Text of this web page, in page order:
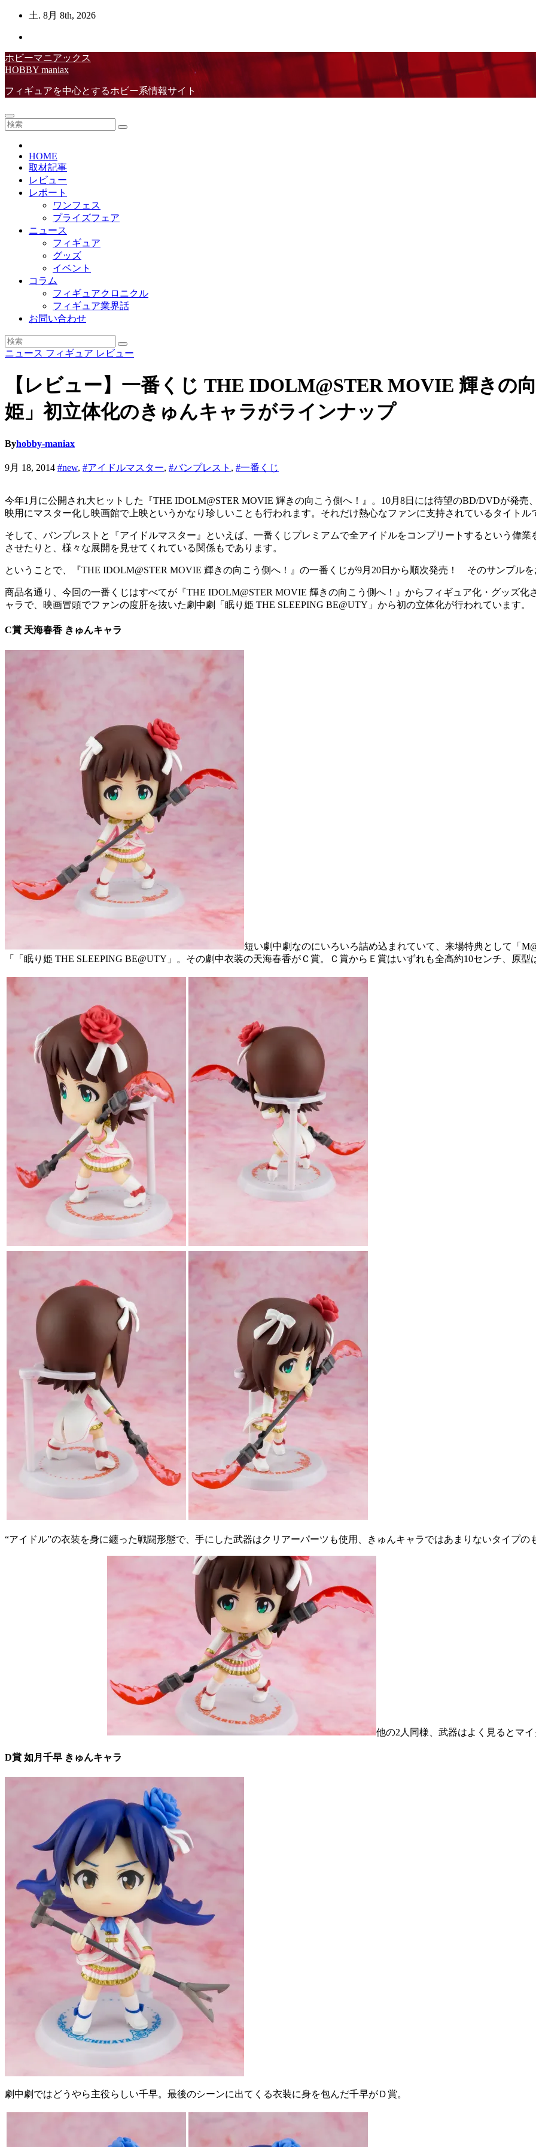
ン
ツ
へ
ス
ッ
プ
土. 8月 8th, 2026
ホビーマニアックス
HOBBY maniax
フィギュアを中心とするホビー系情報サイト
HOME
取材記事
レビュー
レポート
ワンフェス
プライズフェア
ニュース
フィギュア
グッズ
イベント
コラム
フィギュアクロニクル
フィギュア業界話
お問い合わせ
ニュース フィギュア レビュー
【レビュー】一番くじ THE IDOLM@STER MOVIE 輝きの
姫」初立体化のきゅんキャラがラインナップ
Byhobby-maniax
9月 18, 2014 #new, #アイドルマスター, #バンプレスト , #一番くじ
今年1月に公開され大ヒットした『THE IDOLM@STER MOVIE 輝きの向こう側へ！』。10月8日には待望のBD/DVDが発
映用にマスター化し映画館で上映というかなり珍しいことも行われます。それだけ熱心なファンに支持されているタイトル
そして、バンプレストと『アイドルマスター』といえば、一番くじプレミアムで全アイドルをコンプリートするという偉
させたりと、様々な展開を見せてくれている関係もであります。
ということで、『THE IDOLM@STER MOVIE 輝きの向こう側へ！』の一番くじが9月20日から順次発売！ そのサンプル
商品名通り、今回の一番くじはすべてが『THE IDOLM@STER MOVIE 輝きの向こう側へ！』からフィギュア化・グッズ
ャラで、映画冒頭でファンの度肝を抜いた劇中劇「眠り姫 THE SLEEPING BE@UTY」から初の立体化が行われています。
C賞 天海春香 きゅんキャラ
短い劇中劇なのにいろいろ詰め込まれていて、来場特典として「
「「眠り姫 THE SLEEPING BE@UTY」。その劇中衣装の天海春香がＣ賞。Ｃ賞からＥ賞はいずれも全高約10センチ、原型
“アイドル”の衣装を身に纏った戦闘形態で、手にした武器はクリアーパーツも使用、きゅんキャラではあまりないタイプの
他の2人同様、武器はよく見るとマ
D賞 如月千早 きゅんキャラ
劇中劇ではどうやら主役らしい千早。最後のシーンに出てくる衣装に身を包んだ千早がＤ賞。